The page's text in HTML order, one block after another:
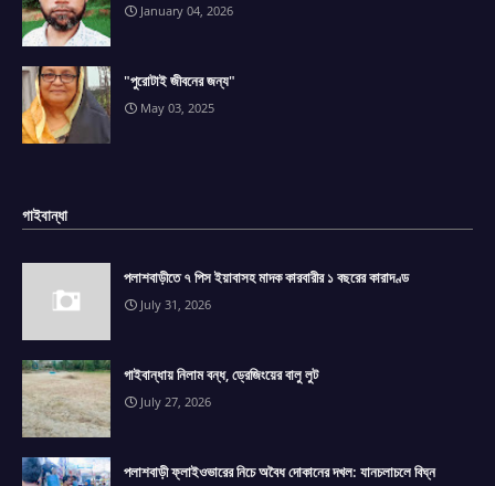
January 04, 2026
"পুরোটাই জীবনের জন্য"
May 03, 2025
গাইবান্ধা
পলাশবাড়ীতে ৭ পিস ইয়াবাসহ মাদক কারবারীর ১ বছরের কারাদণ্ড
July 31, 2026
গাইবান্ধায় নিলাম বন্ধ, ড্রেজিংয়ের বালু লুট
July 27, 2026
পলাশবাড়ী ফ্লাইওভারের নিচে অবৈধ দোকানের দখল: যানচলাচলে বিঘ্ন